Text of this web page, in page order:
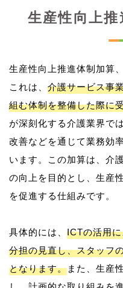
生産性向上推
生産性向上推進体制加算
これは、 介護サービス事
組む体制を整備した際に
が深刻化する介護業界で
改善などを通じて業務効
います。この加算は、介
の向上を目的とし、生産
を促進する仕組みです。
具体的には、 ICTの活用
分担の見直し、スタッフ
となります。また、生産